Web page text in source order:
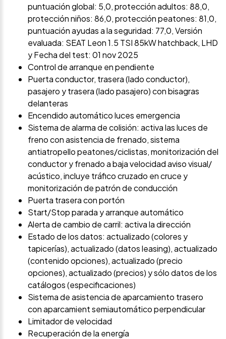
puntuación global: 5,0, protección adultos: 88,0,
protección niños: 86,0, protección peatones: 81,0,
puntuación ayudas a la seguridad: 77,0, Versión
evaluada: SEAT Leon 1.5 TSI 85kW hatchback, LHD
y Fecha del test: 01 nov 2025
Control de arranque en pendiente
Puerta conductor, trasera (lado conductor),
pasajero y trasera (lado pasajero) con bisagras
delanteras
Encendido automático luces emergencia
Sistema de alarma de colisión: activa las luces de
freno con asistencia de frenado, sistema
antiatropello peatones/ciclistas, monitorización del
conductor y frenado a baja velocidad aviso visual/
acústico, incluye tráfico cruzado en cruce y
monitorización de patrón de conducción
Puerta trasera con portón
Start/Stop parada y arranque automático
Alerta de cambio de carril: activa la dirección
Estado de los datos: actualizado (colores y
tapicerías), actualizado (datos leasing), actualizado
(contenido opciones), actualizado (precio
opciones), actualizado (precios) y sólo datos de los
catálogos (especificaciones)
Sistema de asistencia de aparcamiento trasero
con aparcamient semiautomático perpendicular
Limitador de velocidad
Recuperación de la energía